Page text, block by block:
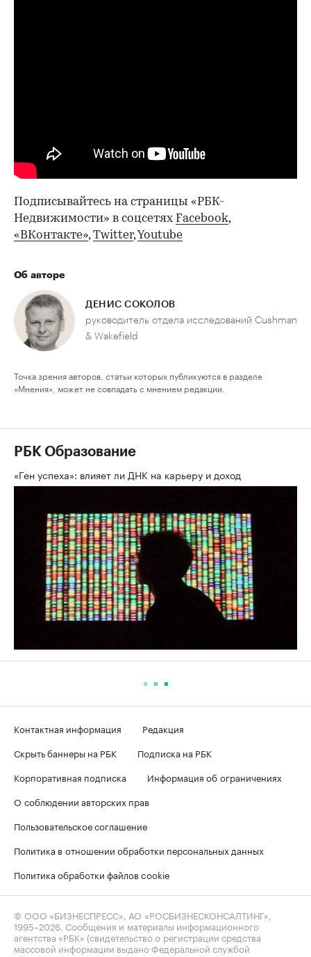
Подписывайтесь на страницы «РБК-
Недвижимости» в соцсетях Facebook,
«ВКонтакте»,Twitter,Youtube
Об авторе
ДЕНИС СОКОЛОВ
руководитель отдела исследований Cushman
& Wakefield
Точка зрения авторов, статьи которых публикуются в разделе
«Мнения», может не совпадать с мнением редакции.
РБК Образование
«Ген успеха»: влияет ли ДНК на карьеру и доход
Контактная информация
Редакция
Скрыть баннеры на РБК
Подписка на РБК
Корпоративная подписка
Информация об ограничениях
О соблюдении авторских прав
Пользовательское соглашение
Политика в отношении обработки персональных данных
Политика обработки файлов cookie
© ООО «БИЗНЕСПРЕСС», АО «РОСБИЗНЕСКОНСАЛТИНГ»,
1995–2026. Сообщения и материалы информационного
агентства «РБК» (свидетельство о регистрации средства
массовой информации выдано Федеральной службой